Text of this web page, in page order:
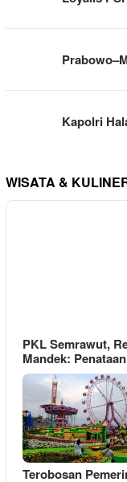
Kapolri
WISATA &
PKL Semrawut,
Mandek:
Terobosan